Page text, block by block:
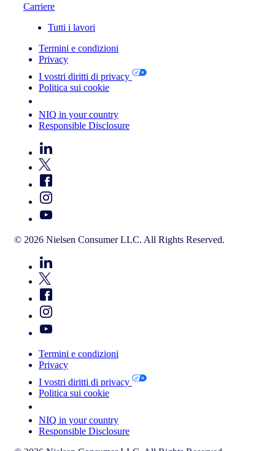
Carriere
Tutti i lavori
Termini e condizioni
Privacy
I vostri diritti di privacy
Politica sui cookie
NIQ in your country
Responsible Disclosure
© 2026 Nielsen Consumer LLC. All Rights Reserved.
Termini e condizioni
Privacy
I vostri diritti di privacy
Politica sui cookie
NIQ in your country
Responsible Disclosure